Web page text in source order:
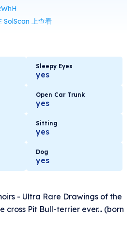
SolScan 上查看
Sleepy Eyes
yes
Open Car Trunk
yes
Sitting
yes
Dog
yes
- Ultra Rare Drawings of the
cross Pit Bull-terrier ever... (born